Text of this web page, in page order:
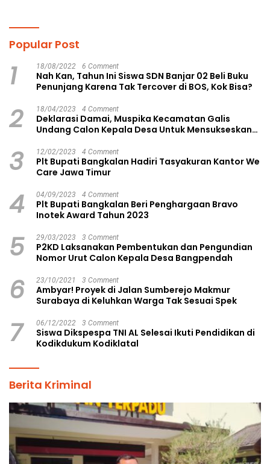
Popular Post
1 18/08/2022 6 Comment
Nah Kan, Tahun Ini Siswa SDN Banjar 02 Beli Buku
Penunjang Karena Tak Tercover di BOS, Kok Bisa?
2 18/04/2023 4 Comment
Deklarasi Damai, Muspika Kecamatan Galis
Undang Calon Kepala Desa Untuk Mensukseskan
3 12/02/2023 4 Comment
Plt Bupati Bangkalan Hadiri Tasyakuran Kantor We
Care Jawa Timur
4 04/09/2023 4 Comment
Plt Bupati Bangkalan Beri Penghargaan Bravo
Inotek Award Tahun 2023
5 29/03/2023 3 Comment
P2KD Laksanakan Pembentukan dan Pengundian
Nomor Urut Calon Kepala Desa Bangpendah
6 23/10/2021 3 Comment
Ambyar! Proyek di Jalan Sumberejo Makmur
Surabaya di Keluhkan Warga Tak Sesuai Spek
7 06/12/2022 3 Comment
Siswa Dikspespa TNI AL Selesai Ikuti Pendidikan di
Kodikdukum Kodiklatal
Berita Kriminal